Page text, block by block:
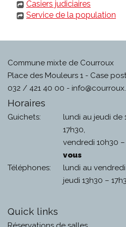
Casiers judiciaires
Service de la population
Commune mixte de Courroux
Place des Mouleurs 1 - Case
032 / 421 40 00 -
Horaires
Guichets:
lundi au jeudi de
17h30,
vendredi 10h30 –
vous
Téléphones:
lundi au
jeudi 13h30 –
Quick links